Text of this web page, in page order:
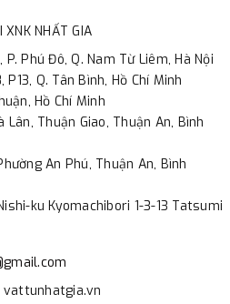
XNK NHẤT GIA
P. Phú Đô, Q. Nam Từ Liêm, Hà Nội
Q. Tân Bình, Hồ Chí Minh
Hồ Chí Minh
Lân, Thuận Giao, Thuận An, Bình
An Phú, Thuận An, Bình
ku Kyomachibori 1-3-13 Tatsumi